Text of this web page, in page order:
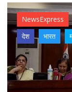
NewsExpress
देश
भारत